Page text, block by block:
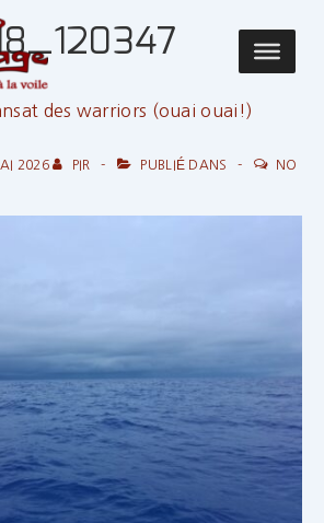
Main
des warriors (ouai ouai!)
2026 PIR PUBLIÉ DANS
NO